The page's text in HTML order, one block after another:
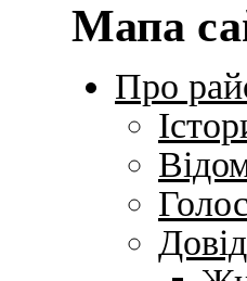
Мапа
Про